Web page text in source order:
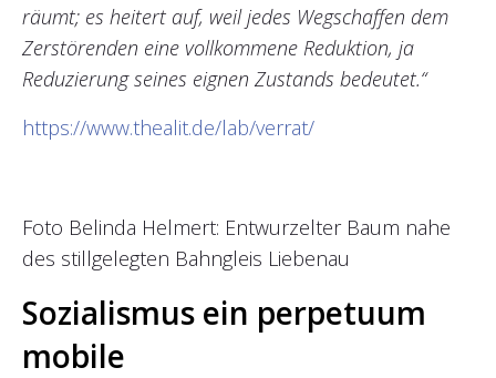
räumt; es heitert auf, weil jedes Wegschaffen dem
Zerstörenden eine vollkommene Reduktion, ja
Reduzierung seines eignen Zustands bedeutet.“
https://www.thealit.de/lab/verrat/
Foto Belinda Helmert: Entwurzelter Baum nahe
des stillgelegten Bahngleis Liebenau
Sozialismus ein perpetuum
mobile